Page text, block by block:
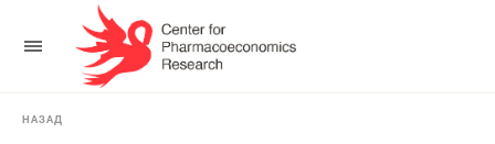
НАЗАД